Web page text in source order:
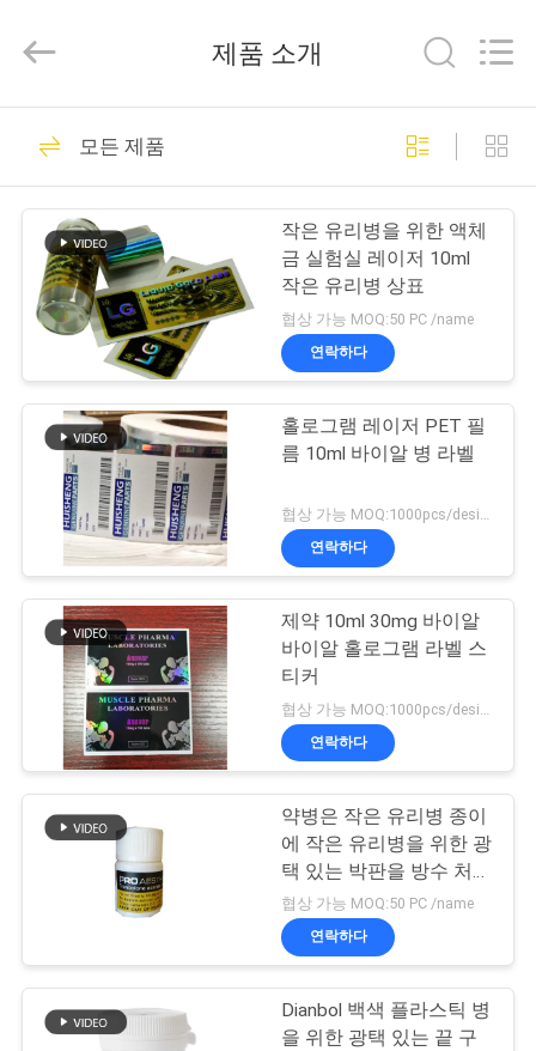
제
리
여
여
관
2017
(Xiamen)
Rights
유리제 작은 유리병
상표
301
약병 라벨
253
10mL 작은 유리병
상표
139
주문 작은 유리병 상
표
109
제품 소개
모든 제품
작은 유리병을 위한 액체
금 실험실 레이저 10ml
작은 유리병 상표
협상 가능 MOQ:50 PC /name
연락하다
홀로그램 레이저 PET 필
름 10ml 바이알 병 라벨
연락하다
제약 10ml 30mg 바이알
바이알 홀로그램 라벨 스
티커
연락하다
약병은 작은 유리병 종이
에 작은 유리병을 위한 광
택 있는 박판을 방수 처리
합니다
협상 가능 MOQ:50 PC /name
연락하다
Dianbol 백색 플라스틱 병
을 위한 광택 있는 끝 구